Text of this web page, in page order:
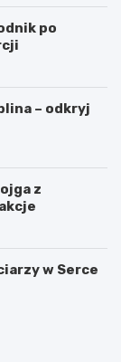
po
– odkryj
z
w Serce